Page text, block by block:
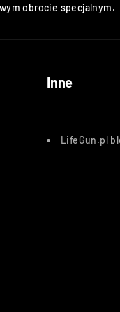
obrocie specjalnym.
Inne
LifeGun.pl